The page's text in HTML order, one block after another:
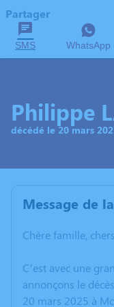
Partager
SMS WhatsApp
Philippe
décédé le 20 mars
Message de
Chère famille,
C’est avec une
annonçons le
20 mars 2025 à